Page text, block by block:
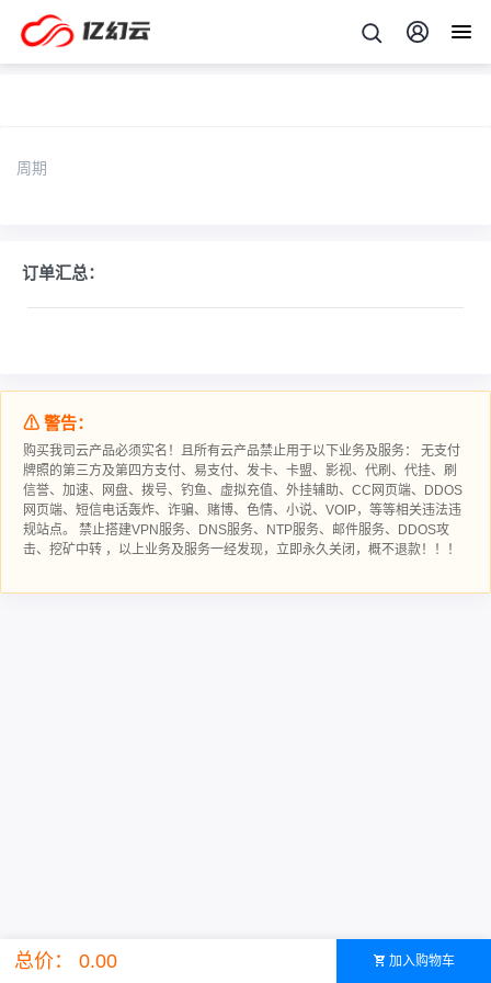
周期
订单汇总：
总价： 0.00 加入购物车
⚠ 警告：
购买我司云产品必须实名！且所有云产品禁止用于以下业务及服务： 无支付
牌照的第三方及第四方支付、易支付、发卡、卡盟、影视、代刷、代挂、刷
信誉、加速、网盘、拨号、钓鱼、虚拟充值、外挂辅助、CC网页端、DDOS
网页端、短信电话轰炸、诈骗、赌博、色情、小说、VOIP，等等相关违法违
规站点。 禁止搭建VPN服务、DNS服务、NTP服务、邮件服务、DDOS攻
击、挖矿中转 ，以上业务及服务一经发现，立即永久关闭，概不退款！！！